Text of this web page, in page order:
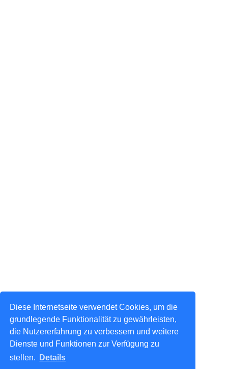
Diese Internetseite verwendet Cookies, um die
grundlegende Funktionalität zu gewährleisten,
die Nutzererfahrung zu verbessern und weitere
Dienste und Funktionen zur Verfügung zu
stellen.
Details